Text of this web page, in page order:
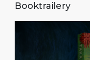
Booktrailery